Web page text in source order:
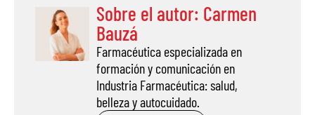
Sobre el autor: Carmen
Bauzá
Farmacéutica especializada en
formación y comunicación en
Industria Farmacéutica: salud,
belleza y autocuidado.